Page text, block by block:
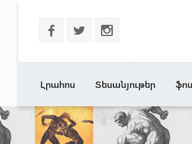
b a x
Լրահոս Տեսանյութեր